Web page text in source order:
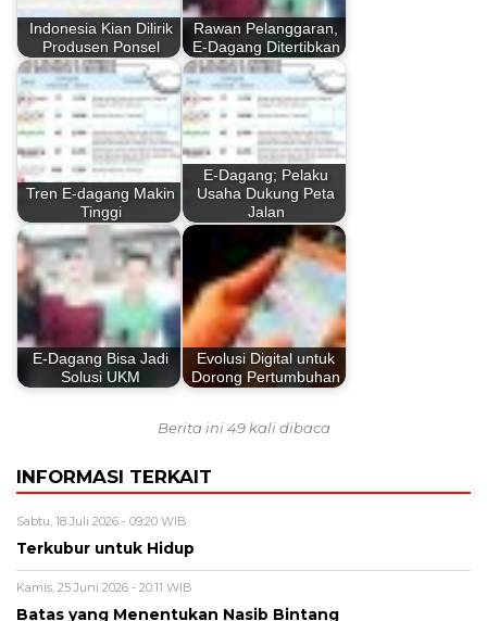
Indonesia Kian Dilirik
Produsen Ponsel
Rawan Pelanggaran,
E-Dagang Ditertibkan
Tren E-dagang Makin
Tinggi
E-Dagang; Pelaku
Usaha Dukung Peta
Jalan
E-Dagang Bisa Jadi
Solusi UKM
Evolusi Digital untuk
Dorong Pertumbuhan
Berita ini 49 kali dibaca
INFORMASI TERKAIT
Sabtu, 18 Juli 2026 - 09:20 WIB
Terkubur untuk Hidup
Kamis, 25 Juni 2026 - 20:11 WIB
Batas yang Menentukan Nasib Bintang